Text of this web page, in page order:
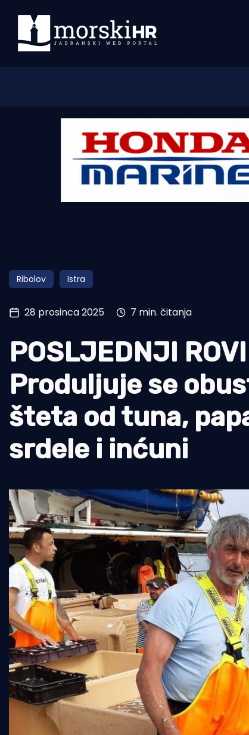
Morski plus
Pomorstvo
Ribolov
Tradicija i kultura
Ribolov Istra
28 prosinca 2025 7 min. čitanja
POSLJEDNJI
Produljuje se
šteta od tuna,
srdele i inćuni